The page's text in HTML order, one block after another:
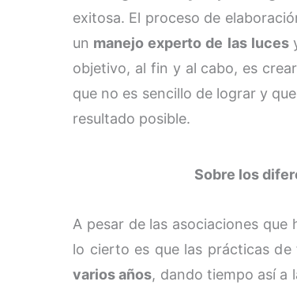
exitosa. El proceso de
un manejo experto de las luces
objetivo, al fin y al cabo, es
que no es sencillo de lograr y
resultado posible.
Sobre los
A pesar de las asociaciones
lo cierto es que las prácticas
varios años, dando tiempo así a